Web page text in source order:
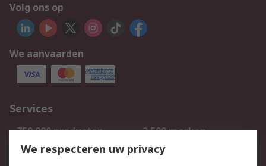
Volg ons op
We aanvaarden
Services
750.000 producten
2.500 merken
Bestellen
Inkoopoplossingen
We respecteren uw privacy